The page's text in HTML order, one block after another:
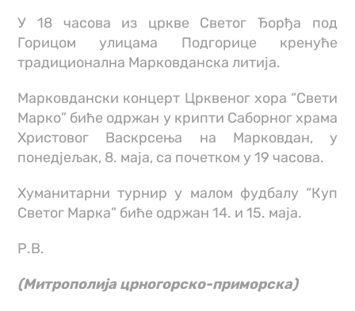
У 18 часова из цркве Светог Ђорђа под
Горицом улицама Подгорице кренуће
традиционална Марковданска литија.
Марковдански концерт Црквеног хора “Свети
Марко” биће одржан у крипти Саборног храма
Христовог Васкрсења на Марковдан, у
понедјељак, 8. маја, са почетком у 19 часова.
Хуманитарни турнир у малом фудбалу “Куп
Светог Марка” биће одржан 14. и 15. маја.
Р.В.
(Митрополија црногорско-приморска)